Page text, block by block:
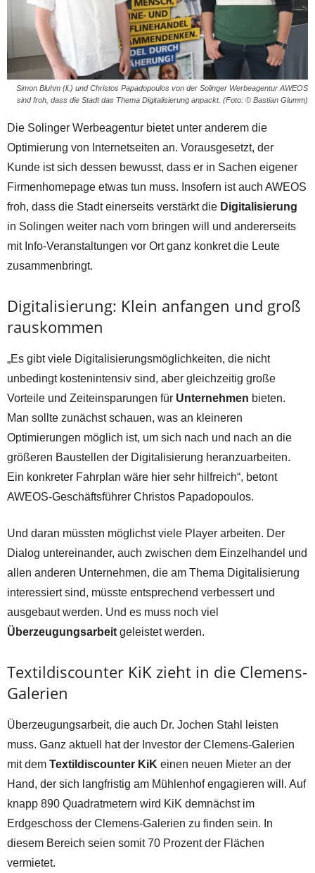
Simon Bluhm (li.) und Christos Papadopoulos von der Solinger Werbeagentur AWEOS
sind froh, dass die Stadt das Thema Digitalisierung anpackt. (Foto: © Bastian Glumm)
Die Solinger Werbeagentur bietet unter anderem die
Optimierung von Internetseiten an. Vorausgesetzt, der
Kunde ist sich dessen bewusst, dass er in Sachen eigener
Firmenhomepage etwas tun muss. Insofern ist auch AWEOS
froh, dass die Stadt einerseits verstärkt die Digitalisierung
in Solingen weiter nach vorn bringen will und andererseits
mit Info-Veranstaltungen vor Ort ganz konkret die Leute
zusammenbringt.
Digitalisierung: Klein anfangen und groß
rauskommen
„Es gibt viele Digitalisierungsmöglichkeiten, die nicht
unbedingt kostenintensiv sind, aber gleichzeitig große
Vorteile und Zeiteinsparungen für Unternehmen bieten.
Man sollte zunächst schauen, was an kleineren
Optimierungen möglich ist, um sich nach und nach an die
größeren Baustellen der Digitalisierung heranzuarbeiten.
Ein konkreter Fahrplan wäre hier sehr hilfreich“, betont
AWEOS-Geschäftsführer Christos Papadopoulos.
Und daran müssten möglichst viele Player arbeiten. Der
Dialog untereinander, auch zwischen dem Einzelhandel und
allen anderen Unternehmen, die am Thema Digitalisierung
interessiert sind, müsste entsprechend verbessert und
ausgebaut werden. Und es muss noch viel
Überzeugungsarbeit geleistet werden.
Textildiscounter KiK zieht in die Clemens-
Galerien
Überzeugungsarbeit, die auch Dr. Jochen Stahl leisten
muss. Ganz aktuell hat der Investor der Clemens-Galerien
mit dem Textildiscounter KiK einen neuen Mieter an der
Hand, der sich langfristig am Mühlenhof engagieren will. Auf
knapp 890 Quadratmetern wird KiK demnächst im
Erdgeschoss der Clemens-Galerien zu finden sein. In
diesem Bereich seien somit 70 Prozent der Flächen
vermietet.